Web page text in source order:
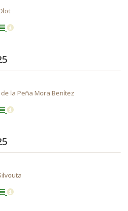
la Peña Mora Benítez